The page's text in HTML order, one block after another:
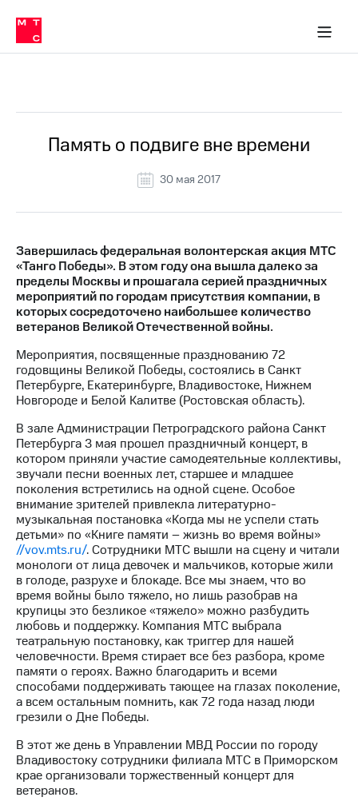
Медиа-центр
и акционерам
Устойчивое развитие
Комплаенс и деловая этика
компании
Карьера
История
региона
Правовая
информация
Контакты
Медиа-центр
релизы
МТС
о технологиях
Достижения
Интервью
Финансовая
отчетность
Контакты
Новости
в
регионе
и акционерам
Корпоративное
управление
Корпоративный
секретарь
Раскрытие
Информация
акционерам
Документы
ПАО
в МТС
Пресс-
релизы
Память о подвиге вне времени
30 мая 2017
Завершилась федеральная волонтерская акция МТС
«Танго Победы». В этом году она вышла далеко за
пределы Москвы и прошагала серией праздничных
мероприятий по городам присутствия компании, в
которых сосредоточено наибольшее количество
ветеранов Великой Отечественной войны.
Мероприятия, посвященные празднованию 72
годовщины Великой Победы, состоялись в Санкт
Петербурге, Екатеринбурге, Владивостоке, Нижнем
Новгороде и Белой Калитве (Ростовская область).
В зале Администрации Петроградского района Санкт
Петербурга 3 мая прошел праздничный концерт, в
котором приняли участие самодеятельные коллективы,
звучали песни военных лет, старшее и младшее
поколения встретились на одной сцене. Особое
внимание зрителей привлекла литературно-
музыкальная постановка «Когда мы не успели стать
детьми» по «Книге памяти – жизнь во время войны»
//vov.mts.ru/. Сотрудники МТС вышли на сцену и читали
монологи от лица девочек и мальчиков, которые жили
в голоде, разрухе и блокаде. Все мы знаем, что во
время войны было тяжело, но лишь разобрав на
крупицы это безликое «тяжело» можно разбудить
любовь и поддержку. Компания МТС выбрала
театральную постановку, как триггер для нашей
человечности. Время стирает все без разбора, кроме
памяти о героях. Важно благодарить и всеми
способами поддерживать тающее на глазах поколение,
а всем остальным помнить, как 72 года назад люди
грезили о Дне Победы.
В этот же день в Управлении МВД России по городу
Владивостоку сотрудники филиала МТС в Приморском
крае организовали торжественный концерт для
ветеранов.